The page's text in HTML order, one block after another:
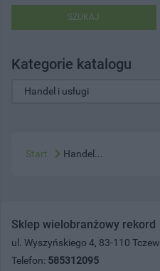
SZUKAJ
Kategorie katalogu
Start Handel...
Sklep wielobranżowy rekord
ul. Wyszyńskiego 4, 83-110 Tczew
Telefon: 585312095